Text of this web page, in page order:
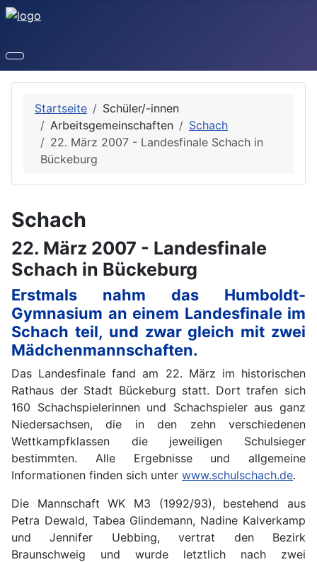
Startseite
Schüler/-innen
Arbeitsgemeinschaften
Schach
22. März 2007 - Landesfinale Schach in
Bückeburg
Schach
22. März 2007 - Landesfinale
Schach in Bückeburg
Erstmals nahm das Humboldt-
Gymnasium an einem Landesfinale im
Schach teil, und zwar gleich mit zwei
Mädchenmannschaften.
Das Landesfinale fand am 22. März im historischen
Rathaus der Stadt Bückeburg statt. Dort trafen sich
160 Schachspielerinnen und Schachspieler aus ganz
Niedersachsen, die in den zehn verschiedenen
Wettkampfklassen die jeweiligen Schulsieger
bestimmten. Alle Ergebnisse und allgemeine
Informationen finden sich unter www.schulschach.de.
Die Mannschaft WK M3 (1992/93), bestehend aus
Petra Dewald, Tabea Glindemann, Nadine Kalverkamp
und Jennifer Uebbing, vertrat den Bezirk
Braunschweig und wurde letztlich nach zwei